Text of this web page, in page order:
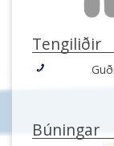
Tengiliðir
Búningar